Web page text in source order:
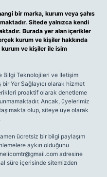
bir marka, kurum veya şahıs
Sitede yalnızca kendi
Burada yer alan içerikler
kurum ve kişiler hakkında
kurum ve kişiler ile isim
Bilgi Teknolojileri ve İletişim
Yer Sağlayıcı olarak hizmet
proaktif olarak denetleme
Ancak, üyelerimiz
olup, siteye üye olarak
ücretsiz bir bilgi paylaşım
aykırı olduğunu
adresine
süre içerisinde sitemizden